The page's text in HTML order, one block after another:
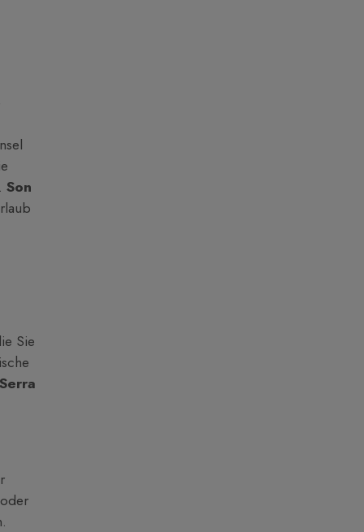
Son
Sie